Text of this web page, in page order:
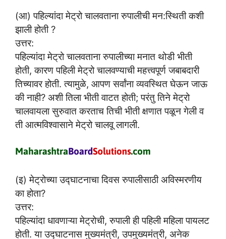
(आ) पहिल्यांदा मेट्रो चालवताना रुपालीची मन:स्थिती कशी
झाली होती ?
उत्तर:
पहिल्यांदा मेट्रो चालवताना रुपालीच्या मनात थोडी भीती
होती, कारण पहिली मेट्रो चालवण्याची महत्त्वपूर्ण जबाबदारी
तिच्यावर होती. त्यामुळे, आपण सर्वांना व्यवस्थित घेऊन जाऊ
की नाही? अशी तिला भीती वाटत होती; परंतु तिने मेट्रो
चालवायला सुरुवात करताच तिची भीती क्षणात पळून गेली व
ती आत्मविश्वासाने मेट्रो चालवू लागली.
(इ) मेट्रोच्या उद्घाटनाचा दिवस रुपालीसाठी अविस्मरणीय
का होता?
उत्तर:
पहिल्यांदा धावणाऱ्या मेट्रोची, रुपाली ही पहिली महिला पायलट
होती. या उद्घाटनास मुख्यमंत्री, उपमुख्यमंत्री, अनेक